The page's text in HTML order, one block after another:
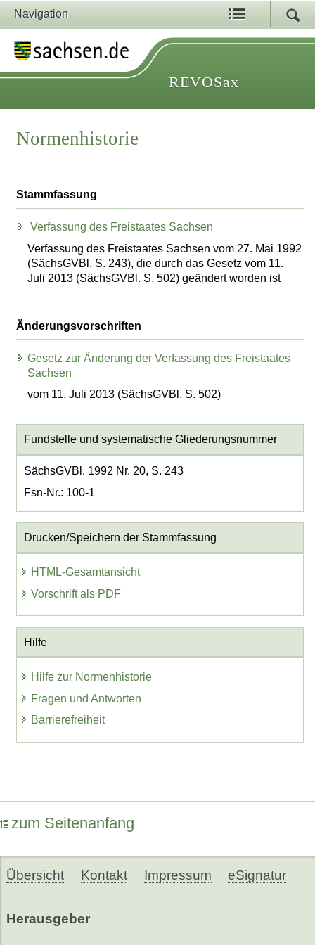
Navigation
REVOSax
Normenhistorie
Stammfassung
Verfassung des Freistaates Sachsen
Verfassung des Freistaates Sachsen vom 27. Mai 1992
(SächsGVBl. S. 243), die durch das Gesetz vom 11.
Juli 2013 (SächsGVBl. S. 502) geändert worden ist
Änderungsvorschriften
Gesetz zur Änderung der Verfassung des Freistaates
Sachsen
vom 11. Juli 2013 (SächsGVBl. S. 502)
Fundstelle und systematische Gliederungsnummer
SächsGVBl. 1992 Nr. 20, S. 243
Fsn-Nr.: 100-1
Drucken/Speichern der Stammfassung
HTML-Gesamtansicht
Vorschrift als PDF
Hilfe
Hilfe zur Normenhistorie
Fragen und Antworten
Barrierefreiheit
zum Seitenanfang
Übersicht Kontakt Impressum eSignatur
Herausgeber